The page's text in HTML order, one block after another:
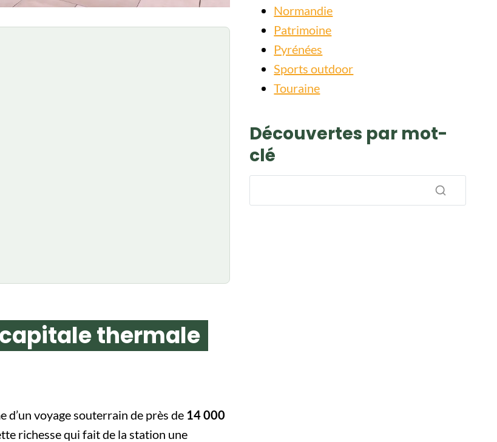
thermale
d’un voyage souterrain de près de 14 000
richesse qui fait de la station une
Normandie
Patrimoine
Pyrénées
Sports outdoor
Touraine
Découvertes par mot-
clé